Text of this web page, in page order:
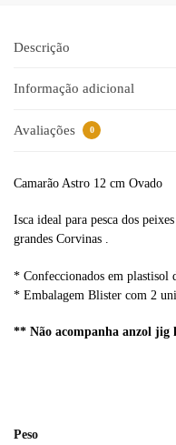
a
i
e
Descrição
Informação adicional
Avaliações 0
Camarão Astro 12 cm Ovado
Isca ideal para pesca dos
grandes Corvinas .
* Confeccionados em plastisol
* Embalagem Blister com 2
** Não acompanha anzol jig
Peso